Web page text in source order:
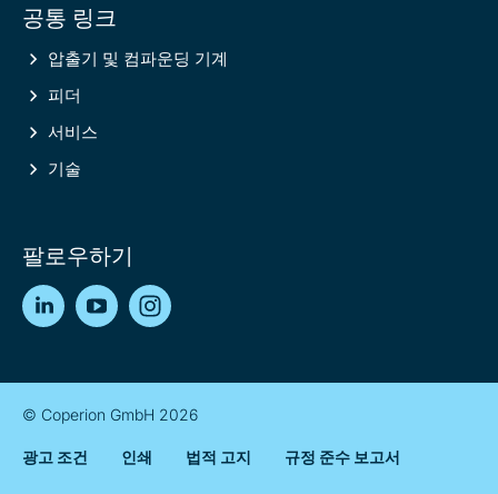
공통 링크
압출기 및 컴파운딩 기계
피더
서비스
기술
팔로우하기
LinkedInYouTube
© Coperion GmbH 2026
광고 조건 인쇄 법적 고지 규정 준수 보고서